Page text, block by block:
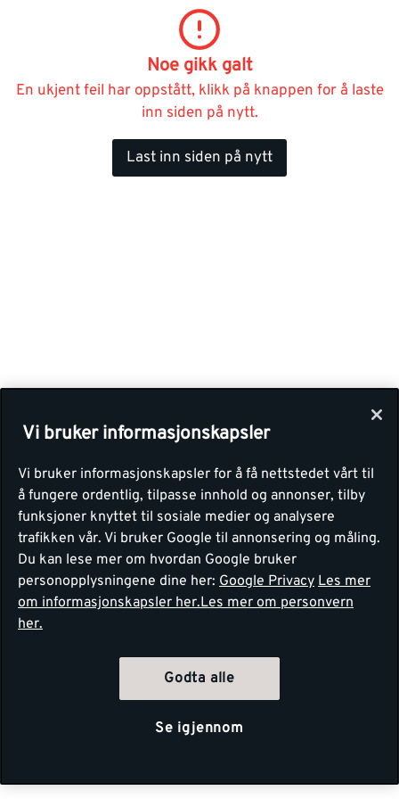
Noe gikk galt
En ukjent feil har oppstått, klikk på knappen for å laste
inn siden på nytt.
Last inn siden på nytt
Vi bruker informasjonskapsler
Vi bruker informasjonskapsler for å få nettstedet vårt til
å fungere ordentlig, tilpasse innhold og annonser, tilby
funksjoner knyttet til sosiale medier og analysere
trafikken vår. Vi bruker Google til annonsering og måling.
Du kan lese mer om hvordan Google bruker
personopplysningene dine her: Google Privacy Les mer
om informasjonskapsler her.Les mer om personvern
her.
Godta alle
Se igjennom